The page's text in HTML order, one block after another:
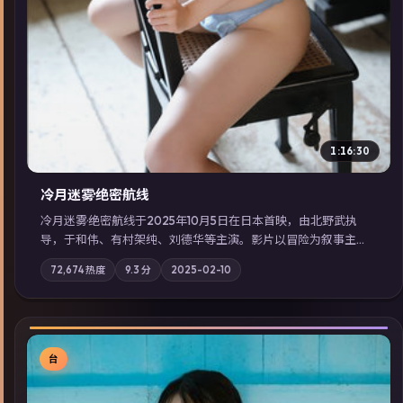
1:16:30
冷月迷雾·绝密航线
冷月迷雾·绝密航线于2025年10月5日在日本首映，由北野武执
导，于和伟、有村架纯、刘德华等主演。影片以冒险为叙事主
轴，记忆碎片重组后，主角发现自己从未活过“真实”的一天；摄
影与配乐强化地域气质；站内亦可通过「国产免费观看高清电视
剧在线看」延展检索同类型高分佳作，畅享高清在线追剧体验。
72,674热度 9.3 分 2025-02-10
台